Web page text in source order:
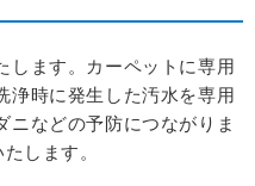
ます。 カーペットに専用
浄時に発生した汚水を専用
ニなどの予防につながりま
します。